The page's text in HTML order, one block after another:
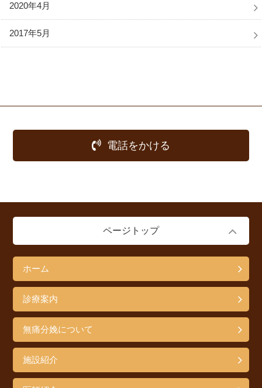
2020年4月
2017年5月
電話をかける
ページトップ
ホーム
診療案内
無痛分娩について
施設紹介